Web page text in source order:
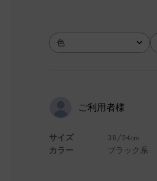
色全て
ご利用者様
サイズ
カラー
38/24cm
ブラック系